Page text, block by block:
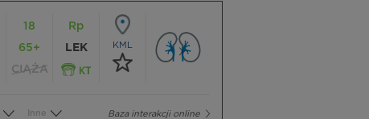
18
65+
CIĄŻA
Rp
LEK
KML
Baza interakcji online
Inne